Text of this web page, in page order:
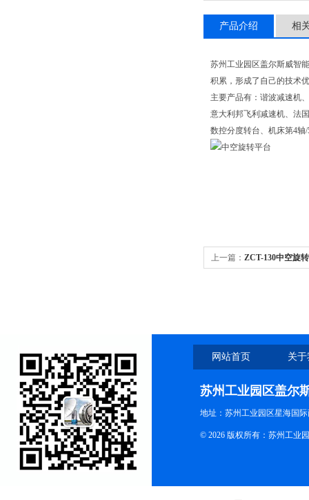
产品介绍 相
苏州工业园区盖尔斯威智
积累，形成了自己的技术
主要产品有：谐波减速机
意大利邦飞利减速机、法
数控分度转台、机床第4
上一篇： ZCT-130中空旋
网站首页 关
苏州工业园区盖尔
地址：苏州工业园区星海国
© 2026 版权所有：苏州工业